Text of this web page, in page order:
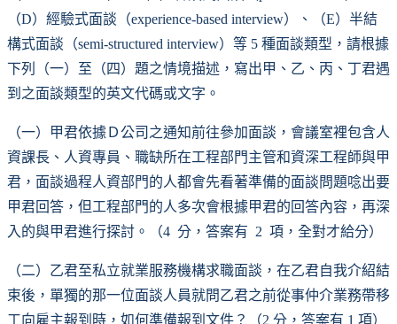
（D）經驗式面談（experience-based interview）、（E）半結
構式面談（semi-structured interview）等 5 種面談類型，請根據
下列（一）至（四）題之情境描述，寫出甲、乙、丙、丁君遇
到之面談類型的英文代碼或文字。
（一）甲君依據Ｄ公司之通知前往參加面談，會議室裡包含人
資課長、人資專員、職缺所在工程部門主管和資深工程師與甲
君，面談過程人資部門的人都會先看著準備的面談問題唸出要
甲君回答，但工程部門的人多次會根據甲君的回答內容，再深
入的與甲君進行探討。（4 分，答案有 2 項，全對才給分）
（二）乙君至私立就業服務機構求職面談，在乙君自我介紹結
束後，單獨的那一位面談人員就問乙君之前從事仲介業務帶移
工向雇主報到時，如何準備報到文件？（2 分，答案有 1 項）